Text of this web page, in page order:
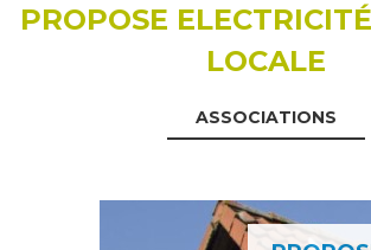
PROPOSE
LOCALE
ASSOCIATIONS